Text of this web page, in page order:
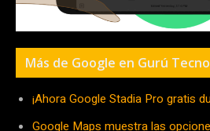
Más de Google en Gurú Tecno
¡Ahora Google Stadia Pro gratis
Google Maps muestra las